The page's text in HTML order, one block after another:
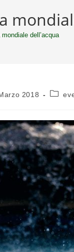
mondiale dell’acqua
2018